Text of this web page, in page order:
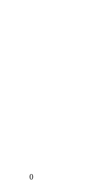
0